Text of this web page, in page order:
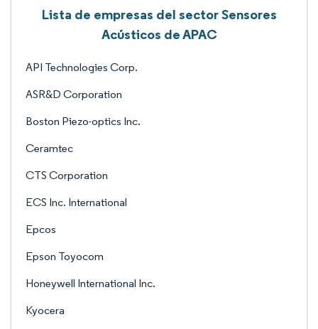
Lista de empresas del sector Sensores
Acústicos de APAC
API Technologies Corp.
ASR&D Corporation
Boston Piezo-optics Inc.
Ceramtec
CTS Corporation
ECS Inc. International
Epcos
Epson Toyocom
Honeywell International Inc.
Kyocera